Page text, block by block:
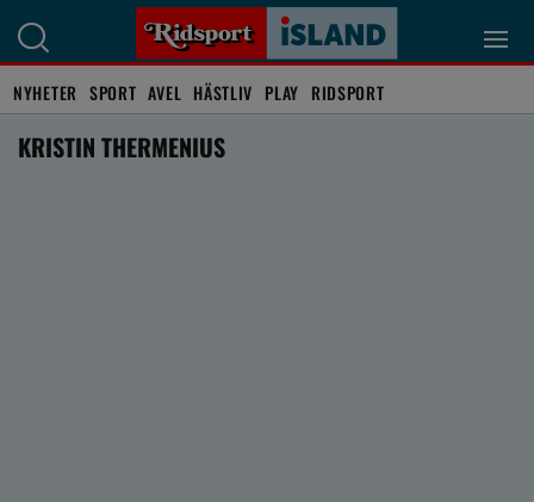
NYHETER SPORT AVEL HÄSTLIV PLAY RIDSPORT
KRISTIN THERMENIUS